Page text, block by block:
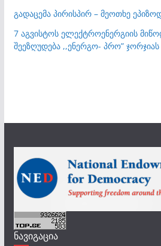
გადაცემა პირისპირ – მეოთხე
7 აგვისტოს ელექტროენერგიის
შეეზღუდება ,,ენერგო- პრო”
ნავიგაცია